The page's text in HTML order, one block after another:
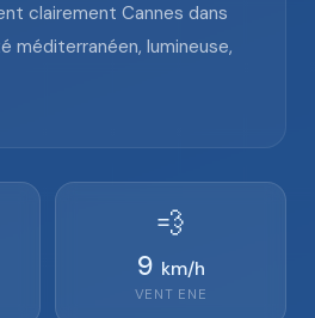
clairement Cannes dans
méditerranéen, lumineuse,
💨
9 km/h
VENT ENE